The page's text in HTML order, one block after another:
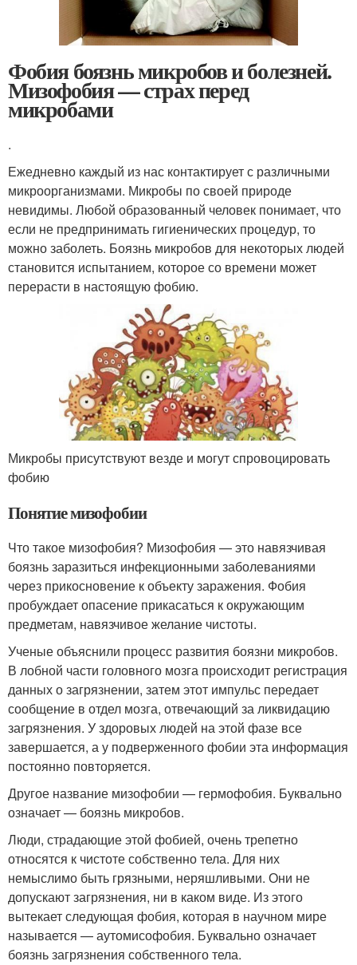
Фобия боязнь микробов и болезней.
Мизофобия — страх перед
микробами
.
Ежедневно каждый из нас контактирует с различными
микроорганизмами. Микробы по своей природе
невидимы. Любой образованный человек понимает, что
если не предпринимать гигиенических процедур, то
можно заболеть. Боязнь микробов для некоторых людей
становится испытанием, которое со времени может
перерасти в настоящую фобию.
Микробы присутствуют везде и могут спровоцировать
фобию
Понятие мизофобии
Что такое мизофобия? Мизофобия — это навязчивая
боязнь заразиться инфекционными заболеваниями
через прикосновение к объекту заражения. Фобия
пробуждает опасение прикасаться к окружающим
предметам, навязчивое желание чистоты.
Ученые объяснили процесс развития боязни микробов.
В лобной части головного мозга происходит регистрация
данных о загрязнении, затем этот импульс передает
сообщение в отдел мозга, отвечающий за ликвидацию
загрязнения. У здоровых людей на этой фазе все
завершается, а у подверженного фобии эта информация
постоянно повторяется.
Другое название мизофобии — гермофобия. Буквально
означает — боязнь микробов.
Люди, страдающие этой фобией, очень трепетно
относятся к чистоте собственно тела. Для них
немыслимо быть грязными, неряшливыми. Они не
допускают загрязнения, ни в каком виде. Из этого
вытекает следующая фобия, которая в научном мире
называется — аутомисофобия. Буквально означает
боязнь загрязнения собственного тела.